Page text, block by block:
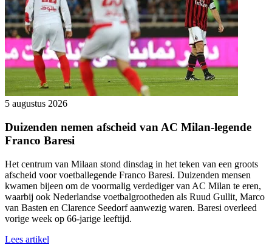
5 augustus 2026
Duizenden nemen afscheid van AC Milan-legende
Franco Baresi
Het centrum van Milaan stond dinsdag in het teken van een groots
afscheid voor voetballegende Franco Baresi. Duizenden mensen
kwamen bijeen om de voormalig verdediger van AC Milan te eren,
waarbij ook Nederlandse voetbalgrootheden als Ruud Gullit, Marco
van Basten en Clarence Seedorf aanwezig waren. Baresi overleed
vorige week op 66-jarige leeftijd.
Lees artikel